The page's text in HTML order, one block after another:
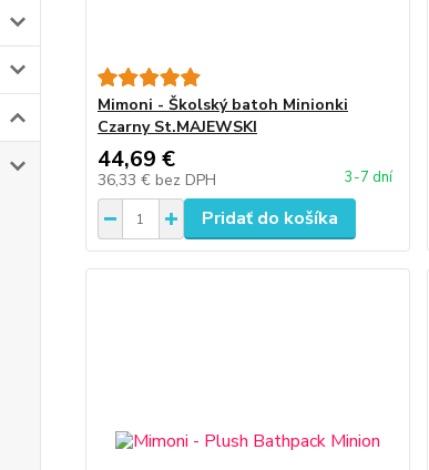
Mimoni - Školský batoh Minionki
Czarny St.MAJEWSKI
44,69 €
36,33 € bez DPH 3-7 dní
Pridať do košíka